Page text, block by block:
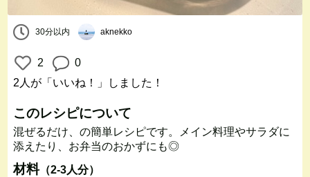
30分以内 aknekko
2
0
2人 が「いいね！」しました！
このレシピについて
混ぜるだけ、の簡単レシピです。メイン料理やサラダに
添えたり、お弁当のおかずにも◎
材料（2-3人分）